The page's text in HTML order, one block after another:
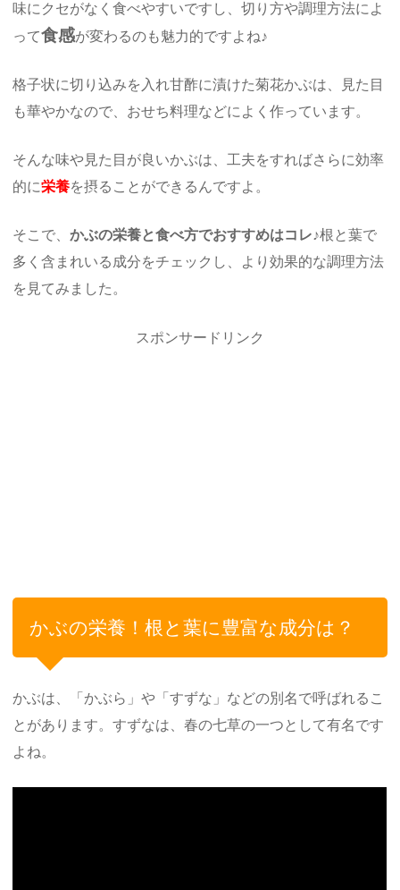
味にクセがなく食べやすいですし、切り方や調理方法によ
って食感が変わるのも魅力的ですよね♪
格子状に切り込みを入れ甘酢に漬けた菊花かぶは、見た目
も華やかなので、おせち料理などによく作っています。
そんな味や見た目が良いかぶは、工夫をすればさらに効率
的に栄養を摂ることができるんですよ。
そこで、かぶの栄養と食べ方でおすすめはコレ♪根と葉で
多く含まれいる成分をチェックし、より効果的な調理方法
を見てみました。
スポンサードリンク
かぶの栄養！根と葉に豊富な成分は？
かぶは、「かぶら」や「すずな」などの別名で呼ばれるこ
とがあります。すずなは、春の七草の一つとして有名です
よね。